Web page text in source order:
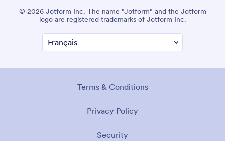
© 2026 Jotform Inc. The name "Jotform" and the Jotform
logo are registered trademarks of Jotform Inc.
Terms & Conditions
Privacy Policy
Security